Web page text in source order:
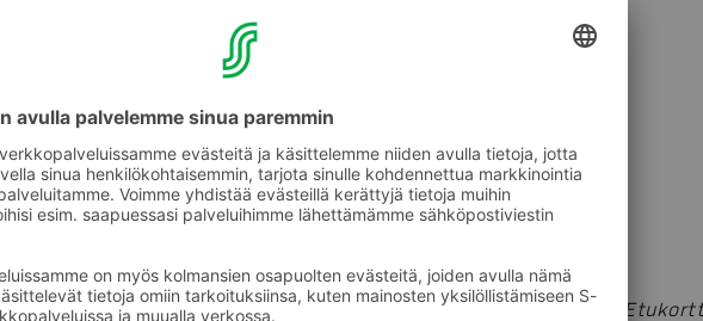
Vuonna 2012 tarjonnasta poistettu siruton ja Visa-tunnukseton S-